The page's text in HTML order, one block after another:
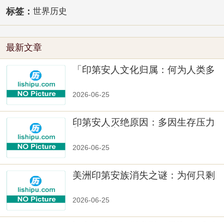
标签： 世界历史
最新文章
「印第安人文化归属：何为人类多
2026-06-25
印第安人灭绝原因：多因生存压力
2026-06-25
美洲印第安族消失之谜：为何只剩
2026-06-25